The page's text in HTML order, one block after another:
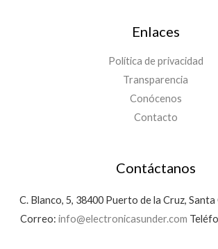
Enlaces
Política de privacidad
Transparencia
Conócenos
Contacto
Contáctanos
C. Blanco, 5, 38400 Puerto de la Cruz,
Correo: info@electronicasunder.com